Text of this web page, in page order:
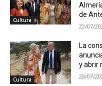
Cultura
de
22/07/
Cultura
La
y abrir
20/07/